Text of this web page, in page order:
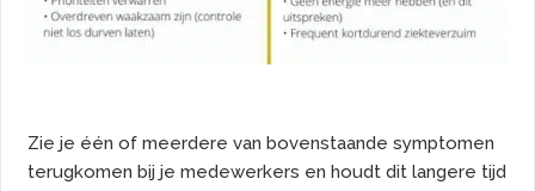
Zie je één of meerdere van bovenstaande symptomen
terugkomen bij je medewerkers en houdt dit langere tijd